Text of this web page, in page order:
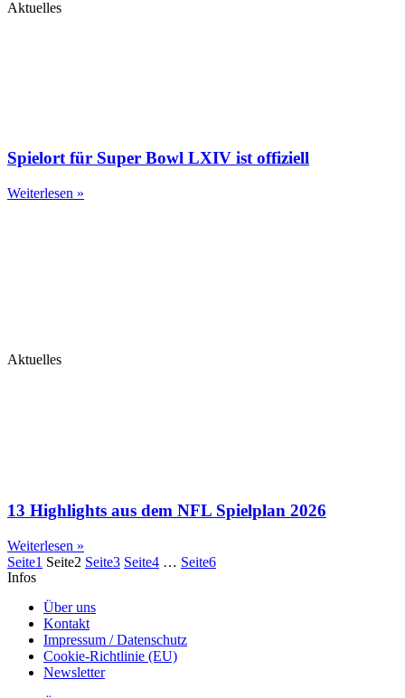
Aktuelles
Spielort für Super Bowl LXIV ist offiziell
Weiterlesen »
Aktuelles
13 Highlights aus dem NFL Spielplan 2026
Weiterlesen »
Seite1 Seite2 Seite3 Seite4 … Seite6
Infos
Über uns
Kontakt
Impressum / Datenschutz
Cookie-Richtlinie (EU)
Newsletter